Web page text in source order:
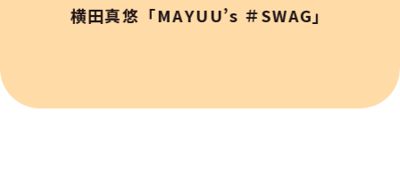
横田真悠「MAYUU’s ＃SWAG」